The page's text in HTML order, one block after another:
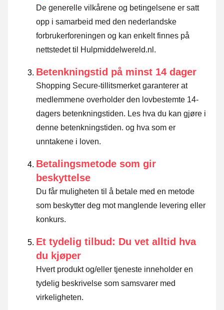
De generelle vilkårene og betingelsene er satt
opp i samarbeid med den nederlandske
forbrukerforeningen og kan enkelt finnes på
nettstedet til Hulpmiddelwereld.nl.
Betenkningstid på minst 14 dager
Shopping Secure-tillitsmerket garanterer at
medlemmene overholder den lovbestemte 14-
dagers betenkningstiden. Les hva du kan gjøre i
denne betenkningstiden. og hva som er
unntakene i loven.
Betalingsmetode som gir
beskyttelse
Du får muligheten til å betale med en metode
som beskytter deg mot manglende levering eller
konkurs.
Et tydelig tilbud: Du vet alltid hva
du kjøper
Hvert produkt og/eller tjeneste inneholder en
tydelig beskrivelse som samsvarer med
virkeligheten.